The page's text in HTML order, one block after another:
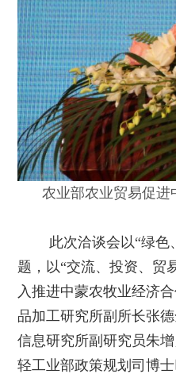
农业部农业贸易促
此次洽谈会以“绿色
题，以“交流、投资、贸
入推进中蒙农牧业经济
品加工研究所副所长张
信息研究所副研究员朱
轻工业部政策规划司博